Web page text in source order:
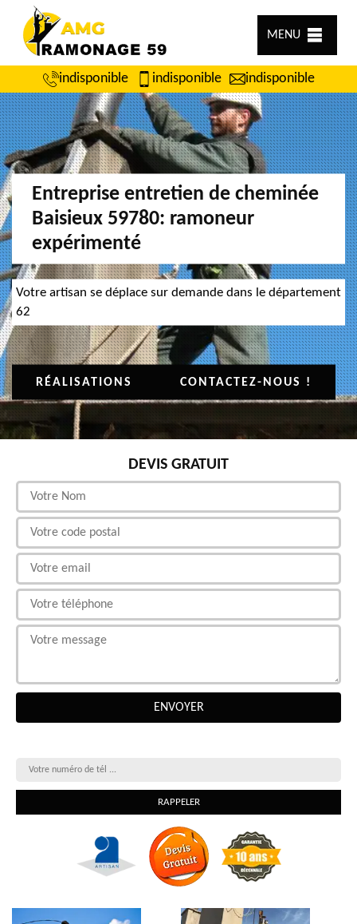
MENU
indisponible indisponible indisponible
Entreprise entretien de cheminée
Baisieux 59780: ramoneur
expérimenté
Votre artisan se déplace sur demande dans le département
62
RÉALISATIONS CONTACTEZ-NOUS !
DEVIS GRATUIT